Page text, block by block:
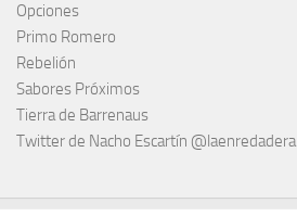
Opciones
Primo Romero
Rebelión
Sabores Próximos
Tierra de Barrenaus
Twitter de Nacho Escartín @laenredadera